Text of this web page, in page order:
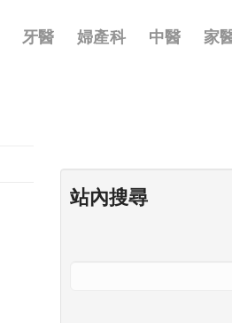
牙醫 婦產科 中醫 家
站內搜尋